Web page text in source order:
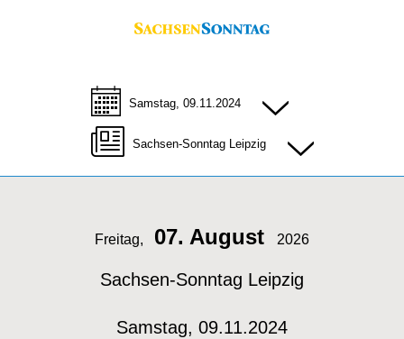
Samstag, 09.11.2024
Sachsen-Sonntag Leipzig
Freitag, 07. August 2026
Sachsen-Sonntag Leipzig
Samstag, 09.11.2024